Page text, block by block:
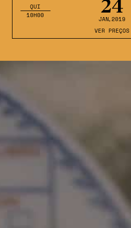
24
JAN,2019
QUI
10H00
VER PREÇOS